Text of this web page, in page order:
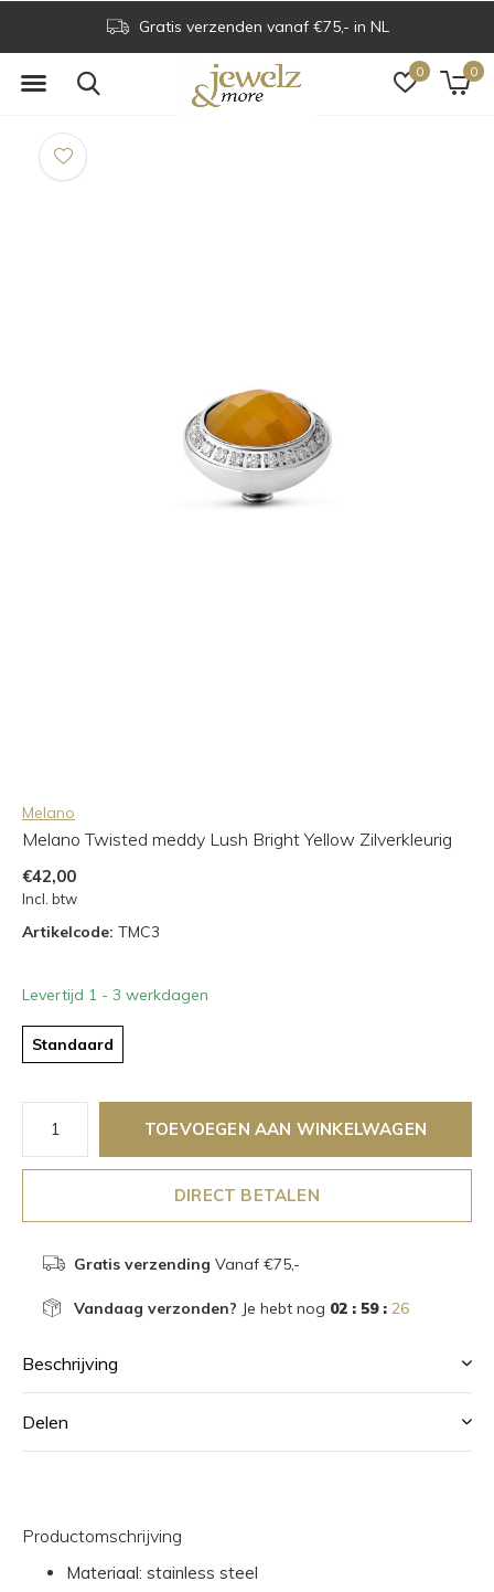
0 0
Gratis verzenden vanaf €75,- in NL
Melano
Melano Twisted meddy Lush Bright Yellow Zilverkleurig
€42,00
Incl. btw
Artikelcode: TMC3
Levertijd 1 - 3 werkdagen
Standaard
TOEVOEGEN AAN WINKELWAGEN
DIRECT BETALEN
Gratis verzending Vanaf €75,-
Vandaag verzonden? Je hebt nog 02 : 59 : 26
Beschrijving
Delen
Productomschrijving
Materiaal: stainless steel